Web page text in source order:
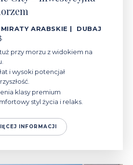
ARABSKIE | DUBAJ
przy morzu z widokiem na
i wysoki potencjał
klasy premium
styl życia i relaks.
INFORMACJI